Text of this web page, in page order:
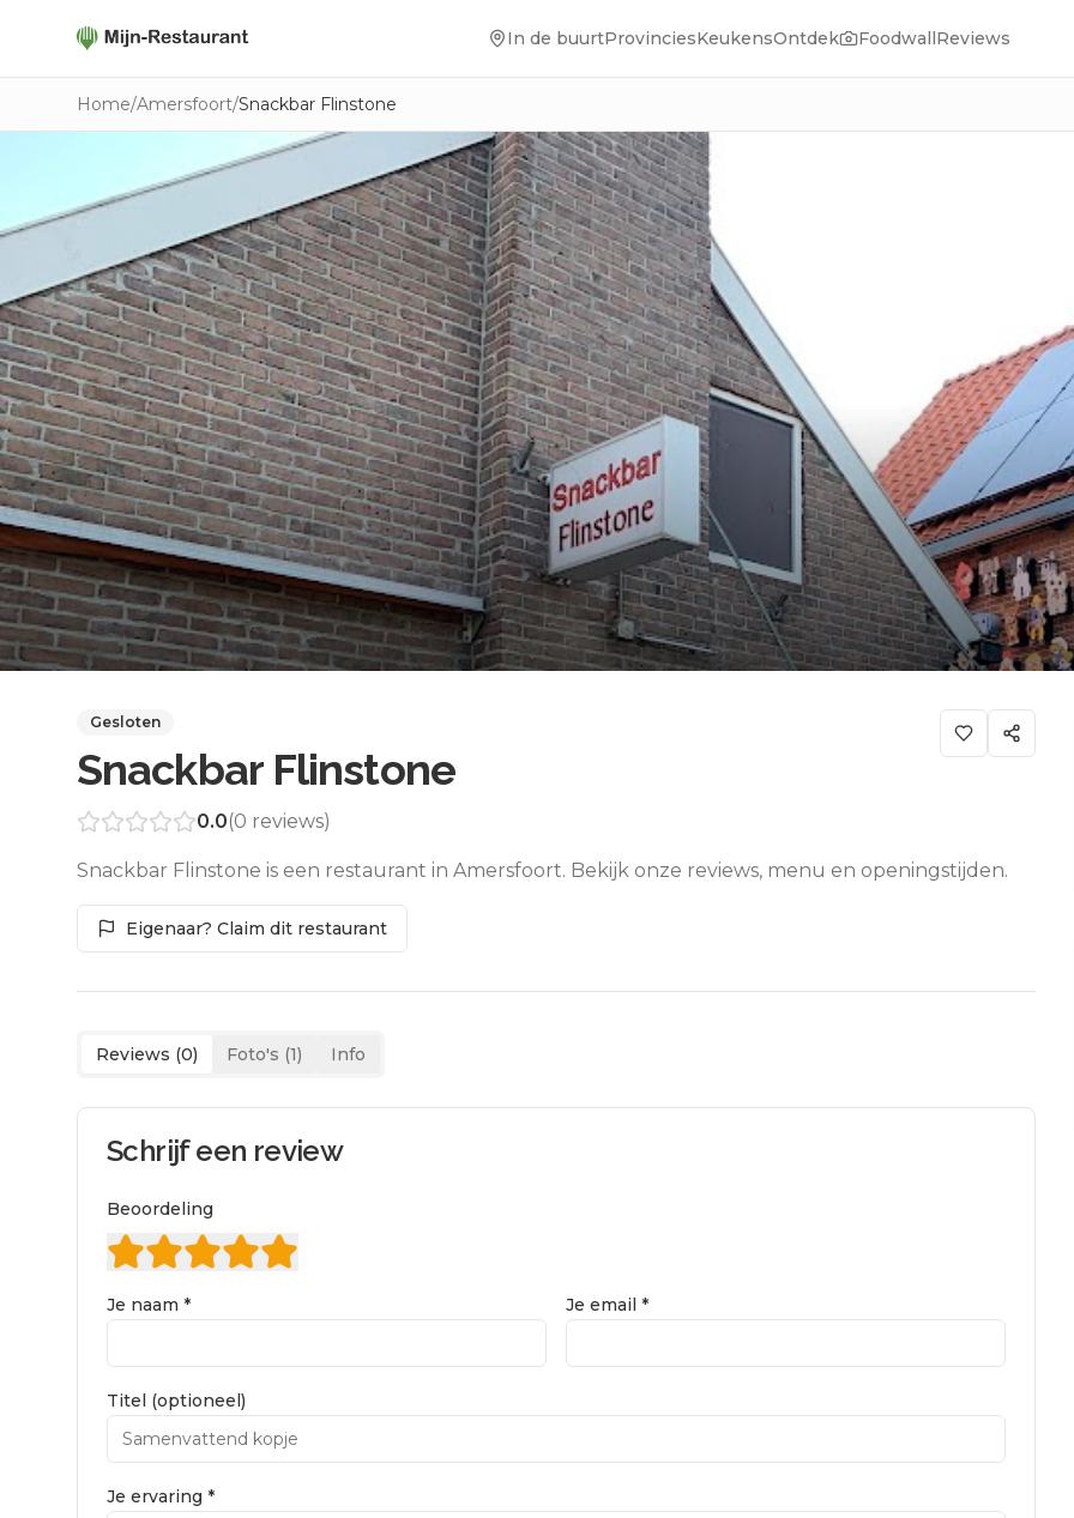
In de buurtProvinciesKeukensOntdek FoodwallReviews
Home/Amersfoort/Snackbar Flinstone
Gesloten
Snackbar Flinstone
0.0(0 reviews)
Snackbar Flinstone is een restaurant in Amersfoort. Bekijk onze reviews, menu en openingstijden.
Eigenaar? Claim dit restaurant
Reviews (0) Foto's (1) Info
Schrijf een review
Beoordeling
Je naam * Je email *
Titel (optioneel)
Je ervaring *